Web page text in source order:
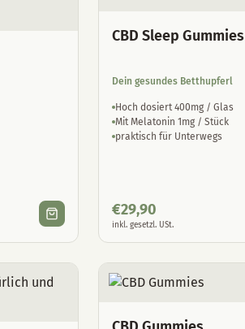
CBD Sleep Gummies
Dein gesundes Betthupferl
Hoch dosiert 400mg / Glas
Mit Melatonin 1mg / Stück
praktisch für Unterwegs
€29,90
inkl. gesetzl. USt.